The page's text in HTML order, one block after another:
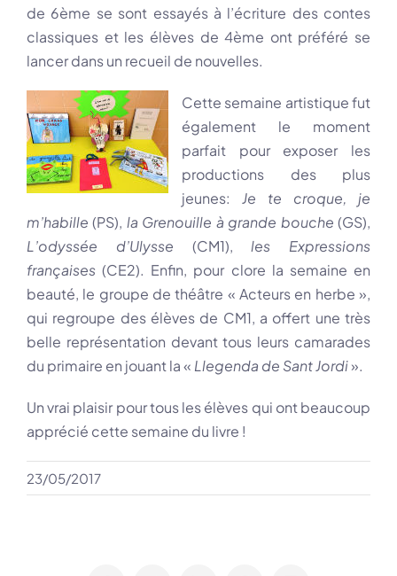
de 6ème se sont essayés à l’écriture des contes
classiques et les élèves de 4ème ont préféré se
lancer dans un recueil de nouvelles.
Cette semaine artistique fut
également le moment
parfait pour exposer les
productions des plus
jeunes: Je te croque, je
m’habille (PS), la Grenouille à grande bouche (GS),
L’odyssée d’Ulysse (CM1),les Expressions
françaises (CE2). Enfin, pour clore la semaine en
beauté, le groupe de théâtre « Acteurs en herbe »,
qui regroupe des élèves de CM1, a offert une très
belle représentation devant tous leurs camarades
du primaire en jouant la « Llegenda de Sant Jordi».
Un vrai plaisir pour tous les élèves qui ont beaucoup
apprécié cette semaine du livre !
23/05/2017